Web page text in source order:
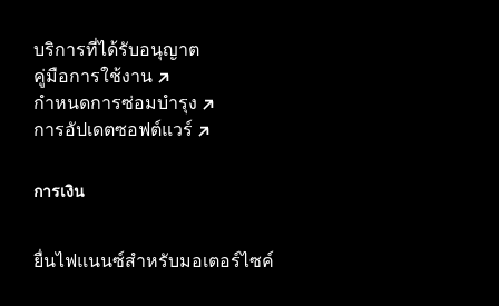
บริการที่ได้รับอนุญาต
คู่มือการใช้งาน
กำหนดการซ่อมบำรุง
การอัปเดตซอฟต์แวร์
การเงิน
ยื่นไฟแนนซ์สำหรับมอเตอร์ไซค์